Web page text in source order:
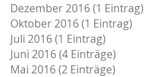
Dezember 2016 (1 Eintrag)
Oktober 2016 (1 Eintrag)
Juli 2016 (1 Eintrag)
Juni 2016 (4 Einträge)
Mai 2016 (2 Einträge)